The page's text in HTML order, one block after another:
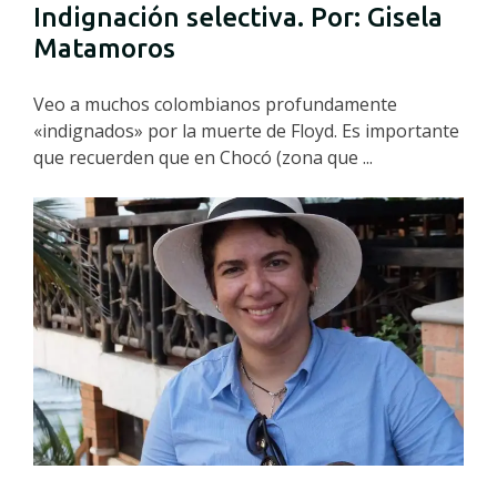
Indignación selectiva. Por: Gisela
Matamoros
Veo a muchos colombianos profundamente
«indignados» por la muerte de Floyd. Es importante
que recuerden que en Chocó (zona que ...